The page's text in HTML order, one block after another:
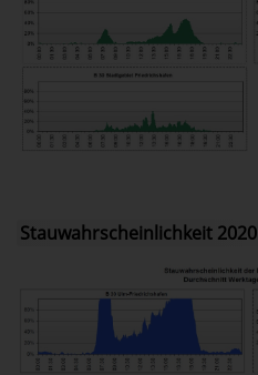
Stauwahrscheinlichkeit 2020